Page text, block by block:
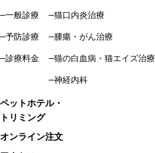
一般診療
予防診療
診療料金
猫口内炎治療
腫瘍・がん治療
猫の白血病・猫エイズ治療
神経内科
ペットホテル・
トリミング
オンライン注文